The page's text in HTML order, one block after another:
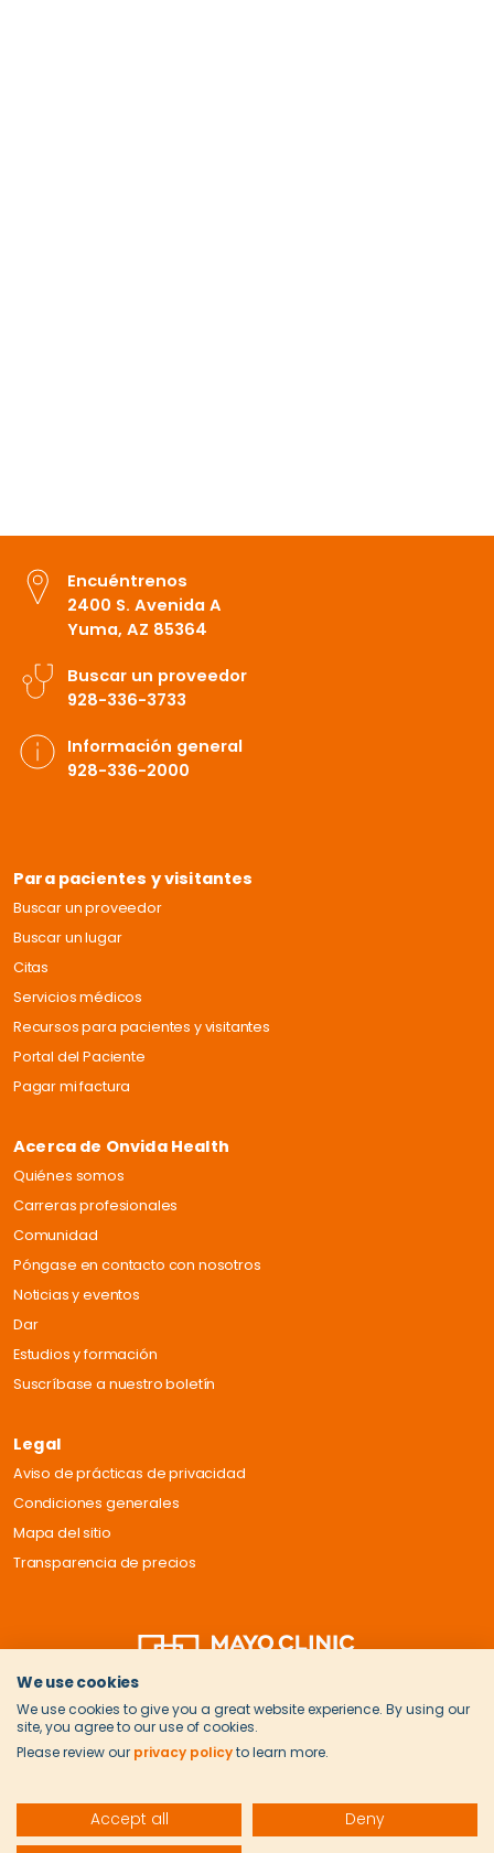
Encuéntrenos
2400 S. Avenida A
Yuma, AZ 85364
Buscar un proveedor
928-336-3733
Información general
928-336-2000
Para pacientes y visitantes
Buscar un proveedor
Buscar un lugar
Citas
Servicios médicos
Recursos para pacientes y visitantes
Portal del Paciente
Pagar mi factura
Acerca de Onvida Health
Quiénes somos
Carreras profesionales
Comunidad
Póngase en contacto con nosotros
Noticias y eventos
Dar
Estudios y formación
Suscríbase a nuestro boletín
Legal
Aviso de prácticas de privacidad
Condiciones generales
Mapa del sitio
Transparencia de precios
© 2026 Onvida Health. Todos los derechos reservados.
We use cookies
We use cookies to give you a great website experience. By using our
site, you agree to our use of cookies.
Please review our privacy policyto learn more.
Accept all
Deny